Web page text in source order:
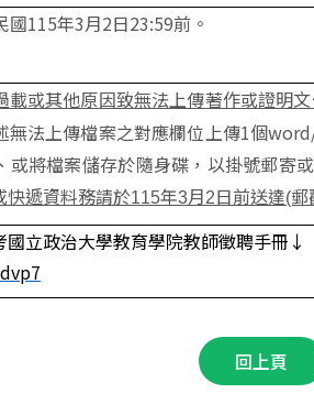
國115年3月2日23:59前。
載或其他原因致無法上傳著作或證明文
無法上傳檔案之對應欄位上傳1個
或將檔案儲存於隨身碟，以掛號郵寄
快遞資料務請於115年3月2日前送達(郵
立政治大學教育學院教師徵聘手冊↓
回上頁